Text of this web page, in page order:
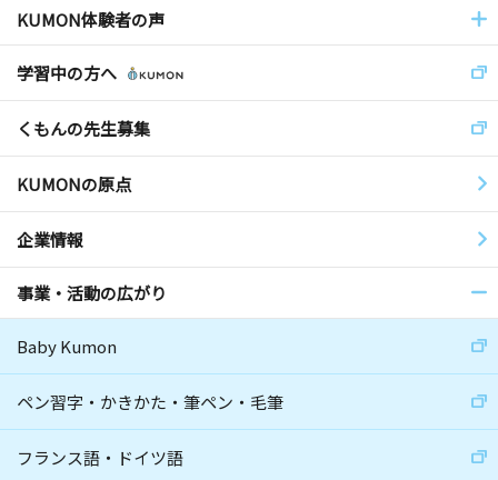
KUMON体験者の声
学習中の方へ
くもんの先生募集
KUMONの原点
企業情報
事業・活動の広がり
Baby Kumon
ペン習字・かきかた・筆ペン・毛筆
フランス語・ドイツ語